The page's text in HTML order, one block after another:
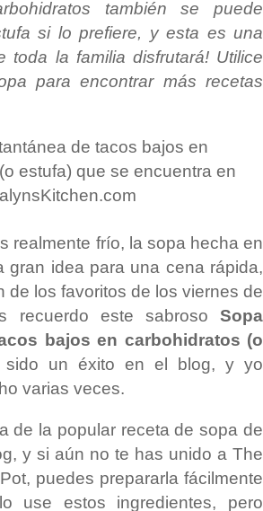
también se puede
si lo prefiere, y esta es una
toda la familia disfrutará! Utilice
para encontrar más recetas
realmente frío, la sopa hecha en
gran idea para una cena rápida,
de los favoritos de los viernes de
recuerdo este sabroso Sopa
bajos en carbohidratos (o
un éxito en el blog, y yo
varias veces.
de la popular receta de sopa de
y si aún no te has unido a The
puedes prepararla fácilmente
use estos ingredientes, pero